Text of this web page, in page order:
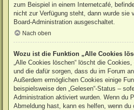
zum Beispiel in einem Internetcafé,
nicht zur Verfügung steht, dann wurde sie
Board-Administration ausgeschaltet.
Nach oben
Wozu ist die Funktion „Alle Cookies
„Alle Cookies löschen“ löscht die
und die dafür sorgen, dass du im Forum
Außerdem ermöglichen Cookies einige
beispielsweise den „Gelesen“-Status –
Administration aktiviert wurden. Wenn du
Abmeldung hast, kann es helfen, wenn du